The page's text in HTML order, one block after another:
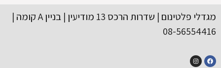
מגדלי פלטינום | שדרות הרכס 13 מודיעין | בניין A קומה |
08-56554416